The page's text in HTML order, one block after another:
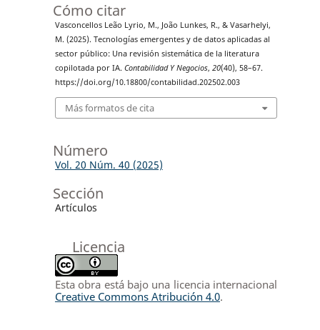
Cómo citar
Vasconcellos Leão Lyrio, M., João Lunkes, R., & Vasarhelyi,
M. (2025). Tecnologías emergentes y de datos aplicadas al
sector público: Una revisión sistemática de la literatura
copilotada por IA. Contabilidad Y Negocios, 20(40), 58–67.
https://doi.org/10.18800/contabilidad.202502.003
Más formatos de cita
Número
Vol. 20 Núm. 40 (2025)
Sección
Artículos
Licencia
Esta obra está bajo una licencia internacional
Creative Commons Atribución 4.0.